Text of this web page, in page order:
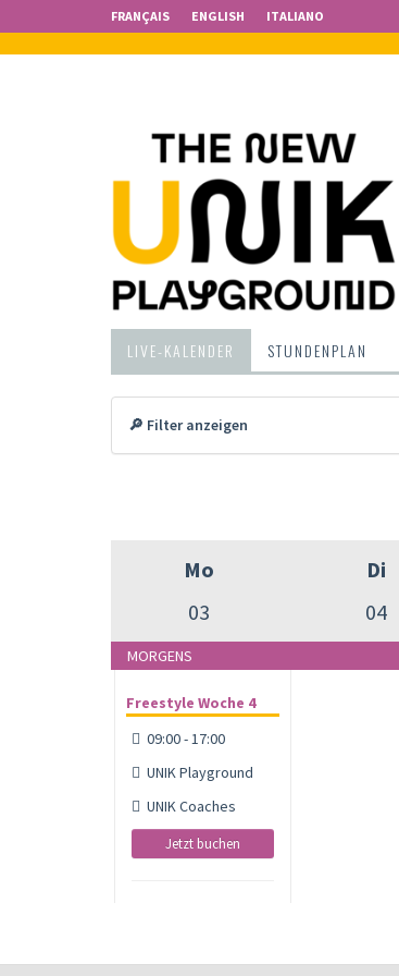
FRANÇAIS ENGLISH ITALIANO
LIVE-KALENDER STUNDENPLAN
🔎 Filter anzeigen
Mo
03
Di
04
MORGENS
Freestyle Woche 4
09:00 - 17:00
UNIK Playground
UNIK Coaches
Jetzt buchen